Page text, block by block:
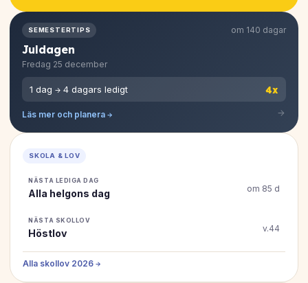
SEMESTERTIPS om 140 dagar
Juldagen
Fredag 25 december
1 dag → 4 dagars ledigt 4x
Läs mer och planera →
SKOLA & LOV
NÄSTA LEDIGA DAG
Alla helgons dag om 85 d
NÄSTA SKOLLOV
Höstlov v.44
Alla skollov 2026 →